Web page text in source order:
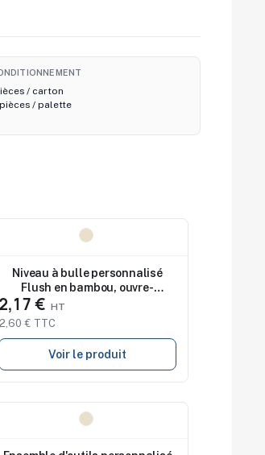
/ carton
/ palette
Niveau à bulle personnalisé
Flush en bambou, ouvre-
bouteille
2,17 €
2,60 € TTC
Voir le produit